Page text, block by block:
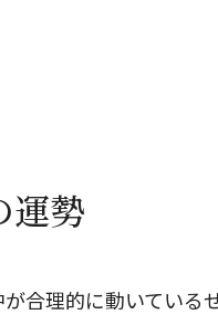
運勢
合理的に動いている